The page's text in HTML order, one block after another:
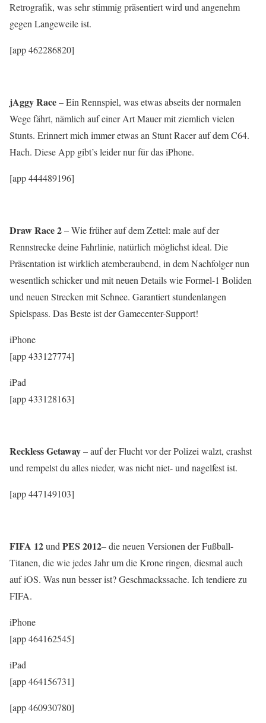
Retrografik, was sehr stimmig präsentiert wird und angenehm
gegen Langeweile ist.
[app 462286820]
jAggy Race– Ein Rennspiel, was etwas abseits der normalen
Wege fährt, nämlich auf einer Art Mauer mit ziemlich vielen
Stunts. Erinnert mich immer etwas an Stunt Racer auf dem C64.
Hach. Diese App gibt’s leider nur für das iPhone.
[app 444489196]
Draw Race 2– Wie früher auf dem Zettel: male auf der
Rennstrecke deine Fahrlinie, natürlich möglichst ideal. Die
Präsentation ist wirklich atemberaubend, in dem Nachfolger nun
wesentlich schicker und mit neuen Details wie Formel-1 Boliden
und neuen Strecken mit Schnee. Garantiert stundenlangen
Spielspass. Das Beste ist der Gamecenter-Support!
iPhone
[app 433127774]
iPad
[app 433128163]
Reckless Getaway– auf der Flucht vor der Polizei walzt, crashst
und rempelst du alles nieder, was nicht niet- und nagelfest ist.
[app 447149103]
FIFA 12und PES 2012– die neuen Versionen der Fußball-
Titanen, die wie jedes Jahr um die Krone ringen, diesmal auch
auf iOS. Was nun besser ist? Geschmackssache. Ich tendiere zu
FIFA.
iPhone
[app 464162545]
iPad
[app 464156731]
[app 460930780]